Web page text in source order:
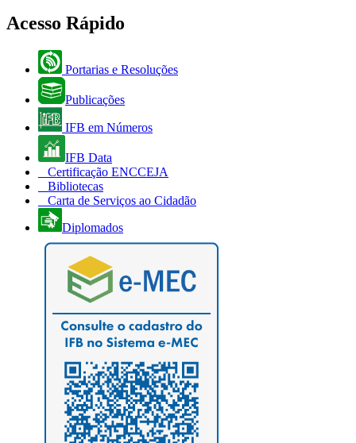
Acesso Rápido
Portarias e Resoluções
Publicações
IFB em Números
IFB Data
Certificação ENCCEJA
Bibliotecas
Carta de Serviços ao Cidadão
Diplomados